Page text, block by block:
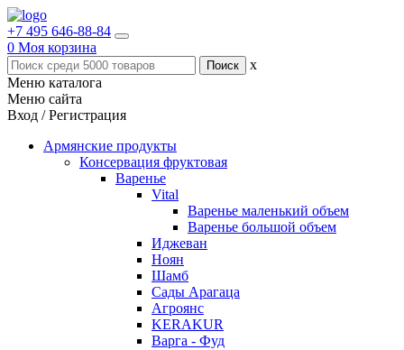
+7 495 646-88-84
0 Моя корзина
x
Меню каталога
Меню сайта
Вход / Регистрация
Армянские продукты
Консервация фруктовая
Варенье
Vital
Варенье маленький объем
Варенье большой объем
Иджеван
Ноян
Шамб
Сады Арагаца
Агроянс
KERAKUR
Варга - Фуд